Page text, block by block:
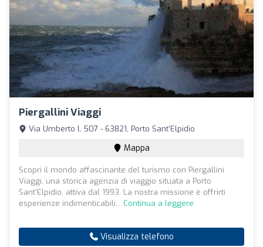
Piergallini Viaggi
Via Umberto I, 507 - 63821, Porto Sant'Elpidio
Mappa
Scopri il mondo affascinante del turismo con Piergallini
Viaggi, una storica agenzia di viaggio situata a Porto
Sant'Elpidio, attiva dal 1993. La nostra missione è offrirti
esperienze indimenticabili... Continua a leggere
Visualizza telefono